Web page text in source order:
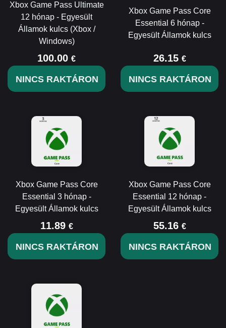
Xbox Game Pass Ultimate
12 hónap - Egyesült
Államok kulcs (Xbox /
Windows)
100.00 €
NINCS RAKTÁRON
Xbox Game Pass Core
Essential 6 hónap -
Egyesült Államok kulcs
26.15 €
NINCS RAKTÁRON
Xbox Game Pass Core
Essential 3 hónap -
Egyesült Államok kulcs
11.89 €
NINCS RAKTÁRON
Xbox Game Pass Core
Essential 12 hónap -
Egyesült Államok kulcs
55.16 €
NINCS RAKTÁRON